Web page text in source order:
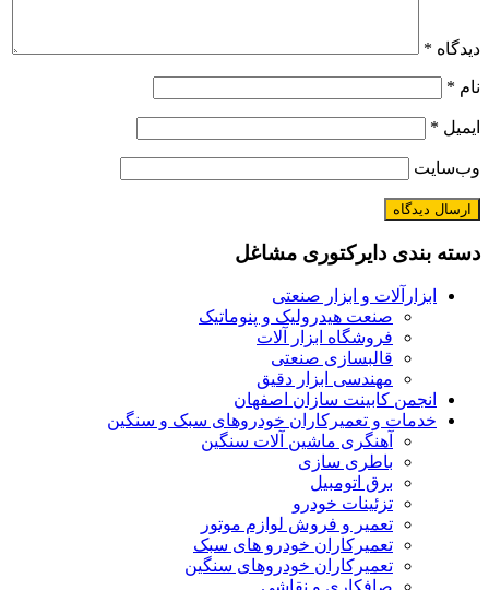
دیدگاه *
نام *
ایمیل *
وب‌سایت
دسته بندی دایرکتوری مشاغل
ابزارآلات و ابزار صنعتی
صنعت هیدرولیک و پنوماتیک
فروشگاه ابزار آلات
قالبسازی صنعتی
مهندسی ابزار دقیق
انجمن کابینت سازان اصفهان
خدمات و تعمیرکاران خودروهای سبک و سنگین
آهنگری ماشین آلات سنگین
باطری سازی
برق اتومبیل
تزئینات خودرو
تعمیر و فروش لوازم موتور
تعمیرکاران خودرو های سبک
تعمیرکاران خودروهای سنگین